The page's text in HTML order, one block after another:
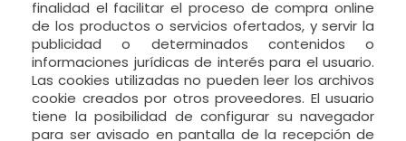
finalidad el facilitar el proceso de compra online
de los productos o servicios ofertados, y servir la
publicidad o determinados contenidos o
informaciones jurí­dicas de interés para el usuario.
Las cookies utilizadas no pueden leer los archivos
cookie creados por otros proveedores. El usuario
tiene la posibilidad de configurar su navegador
para ser avisado en pantalla de la recepción de